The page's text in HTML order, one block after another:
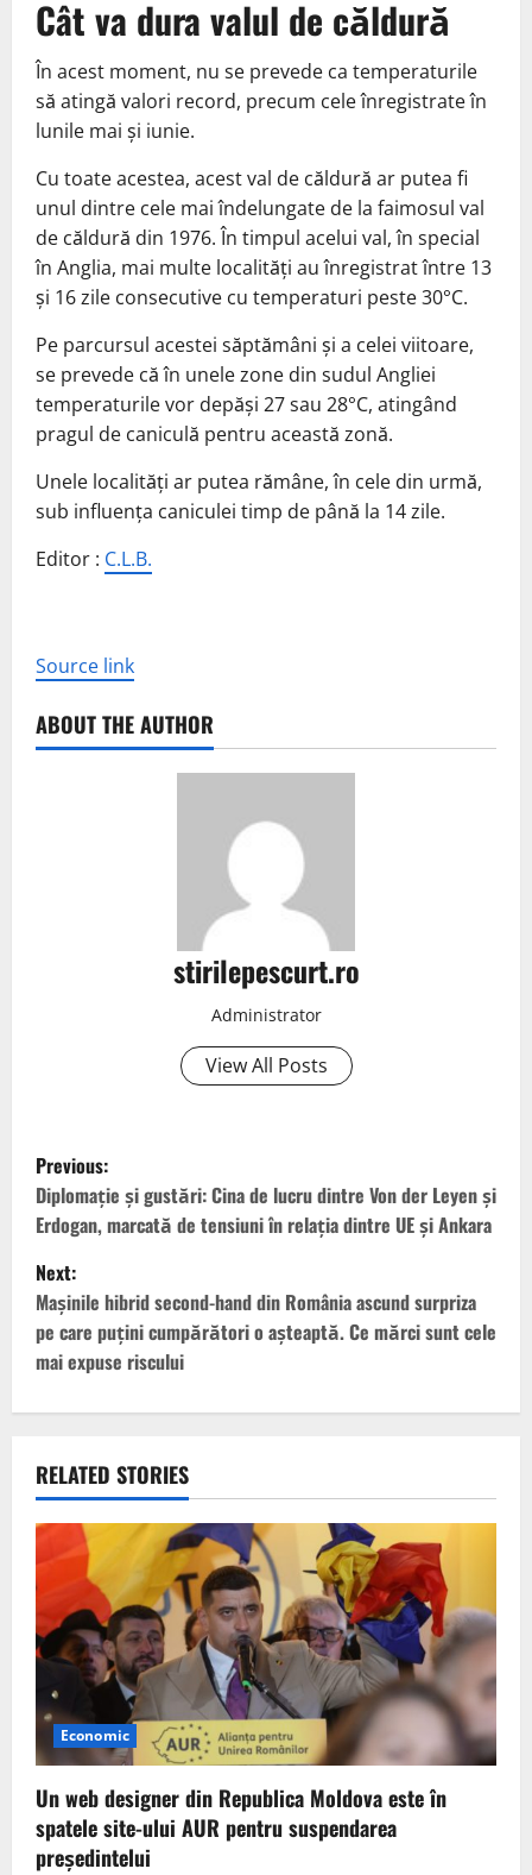
Cât va dura valul de căldură
În acest moment, nu se prevede ca temperaturile
să atingă valori record, precum cele înregistrate în
lunile mai şi iunie.
Cu toate acestea, acest val de căldură ar putea fi
unul dintre cele mai îndelungate de la faimosul val
de căldură din 1976. În timpul acelui val, în special
în Anglia, mai multe localităţi au înregistrat între 13
şi 16 zile consecutive cu temperaturi peste 30°C.
Pe parcursul acestei săptămâni şi a celei viitoare,
se prevede că în unele zone din sudul Angliei
temperaturile vor depăşi 27 sau 28°C, atingând
pragul de caniculă pentru această zonă.
Unele localităţi ar putea rămâne, în cele din urmă,
sub influenţa caniculei timp de până la 14 zile.
Editor : C.L.B.
Source link
ABOUT THE AUTHOR
stirilepescurt.ro
Administrator
View All Posts
P
o
s
t
n
a
v
i
g
a
t
i
o
n
Previous:
Diplomație și gustări: Cina de lucru dintre Von der Leyen și
Erdogan, marcată de tensiuni în relația dintre UE și Ankara
Next:
Mașinile hibrid second-hand din România ascund surpriza
pe care puțini cumpărători o așteaptă. Ce mărci sunt cele
mai expuse riscului
RELATED STORIES
Economic
Un web designer din Republica Moldova este în
spatele site-ului AUR pentru suspendarea
președintelui